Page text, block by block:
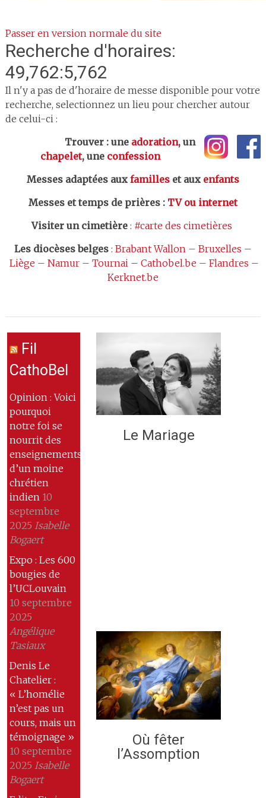
Passer en version normale du site
Recherche d'horaires:
49,762:5,762
Il n'y a pas de d'horaire de messe disponible pour votre
recherche, selectionnez un lieu pour chercher autour
de celui-ci :
Trouver : une adoration, un
chapelet, une confession
Messes adaptées aux familleset aux enfants
Messes et temps de prières: TV ou internet
Visiter un cimetière: #carte des cimetières
Les diocèses belges: Brabant Wallon– Bruxelles –
Liège – Namur– Tournai– Cathobel.be – Flandres –
Kerknet.be
Fil
CathoBel
Opinion : Voici
pourquoi
notre foi se
nourrit des
enseignements
d’un moine
chrétien
indien 10
septembre
2025 Isabelle
Bogaert
Expo : Les 600
bougies de
l’UCLouvain
10 septembre
2025
Angélique
Tasiaux
Denis Le
Chatelier :
« L’homélie
n’est pas un
cours, mais un
témoignage »
10 septembre
2025 Isabelle
Bogaert
Le Mariage
Où fêter
l’Assomption